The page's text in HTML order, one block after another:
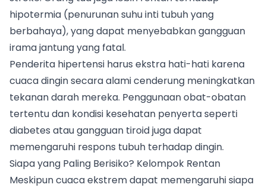
hipotermia (penurunan suhu inti tubuh yang
berbahaya), yang dapat menyebabkan gangguan
irama jantung yang fatal.
Penderita hipertensi harus ekstra hati-hati karena
cuaca dingin secara alami cenderung meningkatkan
tekanan darah mereka. Penggunaan obat-obatan
tertentu dan kondisi kesehatan penyerta seperti
diabetes atau gangguan tiroid juga dapat
memengaruhi respons tubuh terhadap dingin.
Siapa yang Paling Berisiko? Kelompok Rentan
Meskipun cuaca ekstrem dapat memengaruhi siapa